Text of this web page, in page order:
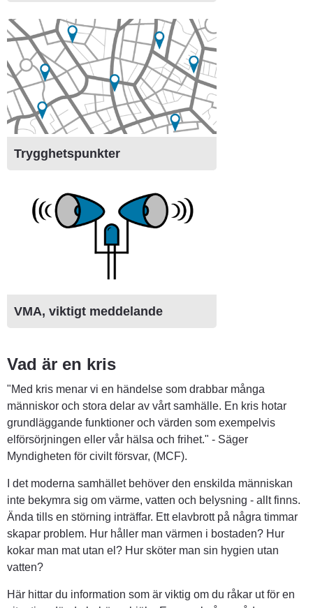
Trygghetspunkter
VMA, viktigt meddelande
Vad är en kris
"Med kris menar vi en händelse som drabbar många
människor och stora delar av vårt samhälle. En kris hotar
grundläggande funktioner och värden som exempelvis
elförsörjningen eller vår hälsa och frihet." - Säger
Myndigheten för civilt försvar, (MCF).
I det moderna samhället behöver den enskilda människan
inte bekymra sig om värme, vatten och belysning - allt finns.
Ända tills en störning inträffar. Ett elavbrott på några timmar
skapar problem. Hur håller man värmen i bostaden? Hur
kokar man mat utan el? Hur sköter man sin hygien utan
vatten?
Här hittar du information som är viktig om du råkar ut för en